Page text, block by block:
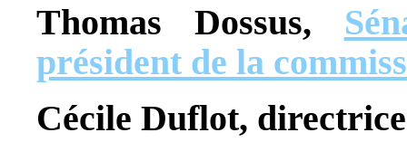
Thomas Dossus,
président de la
Cécile Duflot, directrice